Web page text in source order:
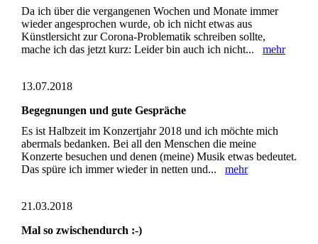
Da ich über die vergangenen Wochen und Monate immer
wieder angesprochen wurde, ob ich nicht etwas aus
Künstlersicht zur Corona-Problematik schreiben sollte,
mache ich das jetzt kurz: Leider bin auch ich nicht... mehr
13.07.2018
Begegnungen und gute Gespräche
Es ist Halbzeit im Konzertjahr 2018 und ich möchte mich
abermals bedanken. Bei all den Menschen die meine
Konzerte besuchen und denen (meine) Musik etwas bedeutet.
Das spüre ich immer wieder in netten und... mehr
21.03.2018
Mal so zwischendurch :-)